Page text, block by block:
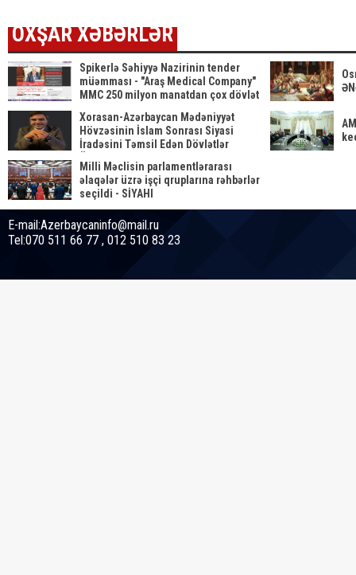
OXŞAR XƏBƏRLƏR
Spikerlə Səhiyyə Nazirinin tender
müəmması - "Araş Medical Company"
MMC 250 milyon manatdan çox dövlət
çıxıb...SİYAHI
Xorasan-Azərbaycan Mədəniyyət
Hövzəsinin İslam Sonrası Siyasi
İradəsini Təmsil Edən Dövlətlər
Milli Məclisin parlamentlərarası
əlaqələr üzrə işçi qruplarına rəhbərlər
seçildi - SİYAHI
E-mail:Azerbaycaninfo@mail.ru
Tel:070 511 66 77 , 012 510 83 23